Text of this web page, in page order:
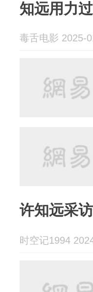
知远用力
毒舌电影 2025-
许知远采
时空记1994